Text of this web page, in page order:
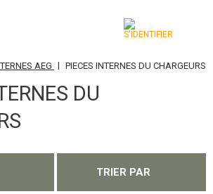
AEG | PIECES INTERNES DU CHARGEURS
DU
TRIER PAR